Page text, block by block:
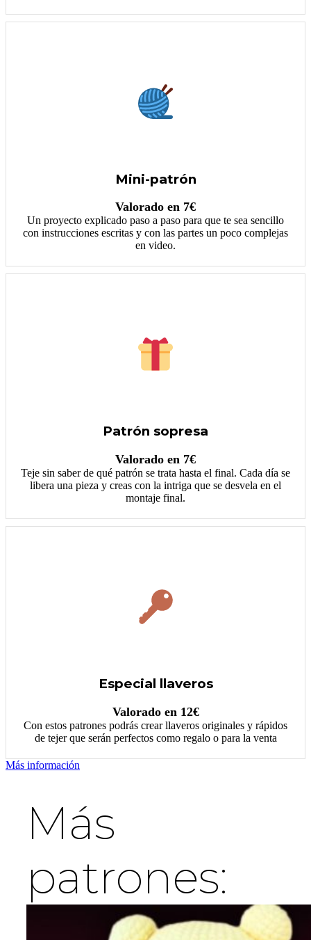
Mini-patrón
Valorado en 7€
Un proyecto explicado paso a paso para que te sea sencillo
con instrucciones escritas y con las partes un poco complejas
en video.
Patrón sopresa
Valorado en 7€
Teje sin saber de qué patrón se trata hasta el final. Cada día se
libera una pieza y creas con la intriga que se desvela en el
montaje final.
Especial llaveros
Valorado en 12€
Con estos patrones podrás crear llaveros originales y rápidos
de tejer que serán perfectos como regalo o para la venta
Más información
Más
patrones: